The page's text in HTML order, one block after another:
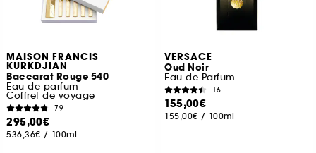
MAISON FRANCIS
KURKDJIAN
Baccarat Rouge 540
Eau de parfum
Coffret de voyage
79
295,00€
536,36€ / 100ml
VERSACE
Oud Noir
Eau de Parfum
16
155,00€
155,00€ / 100ml